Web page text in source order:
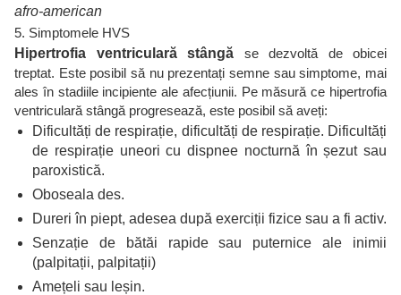
afro-american
5. Simptomele HVS
Hipertrofia ventriculară stângă se dezvoltă de obicei
treptat. Este posibil să nu prezentați semne sau simptome, mai
ales în stadiile incipiente ale afecțiunii. Pe măsură ce hipertrofia
ventriculară stângă progresează, este posibil să aveți:
Dificultăți de respirație, dificultăți de respirație. Dificultăți
de respirație uneori cu dispnee nocturnă în șezut sau
paroxistică.
Oboseala des.
Dureri în piept, adesea după exerciții fizice sau a fi activ.
Senzație de bătăi rapide sau puternice ale inimii
(palpitații, palpitații)
Amețeli sau leșin.